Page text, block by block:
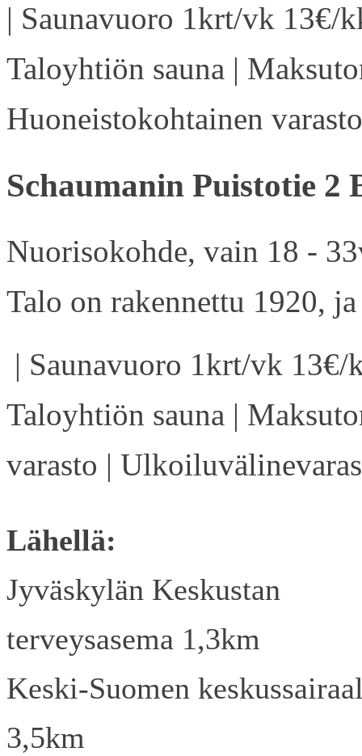
| Saunavuoro 1krt/vk 13€/
Taloyhtiön sauna |
Huoneistokohtainen
Schaumanin Puistotie 2
Nuorisokohde, vain 18 -
Talo on rakennettu 1920,
| Saunavuoro 1krt/vk
Taloyhtiön sauna |
varasto |
Lähellä:
Jyväskylän Keskustan
terveysasema 1,3km
Keski-Suomen
3,5km